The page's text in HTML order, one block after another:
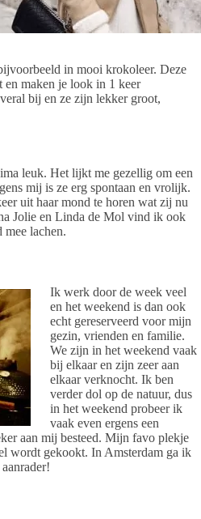
in mooi krokoleer. Deze
en maken je look in 1 keer
bij en ze zijn lekker groot,
leuk. Het lijkt me gezellig om een
mij is ze erg spontaan en vrolijk.
uit haar mond te horen wat zij nu
Jolie en Linda de Mol vind ik ook
mee lachen.
Ik werk door de week veel
en het weekend is dan ook
echt gereserveerd voor mijn
gezin, vrienden en familie.
We zijn in het weekend vaak
bij elkaar en zijn zeer aan
elkaar verknocht. Ik ben
verder dol op de natuur, dus
in het weekend probeer ik
vaak even ergens een
aan mij besteed. Mijn favo plekje
wordt gekookt. In Amsterdam ga ik